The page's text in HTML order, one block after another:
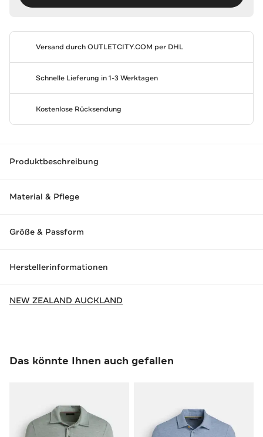
Versand durchOUTLETCITY.COM per DHL
Schnelle Lieferung in 1-3 Werktagen
Kostenlose Rücksendung
Produktbeschreibung
Material & Pflege
Größe & Passform
Herstellerinformationen
NEW ZEALAND AUCKLAND
Das könnte Ihnen auch gefallen